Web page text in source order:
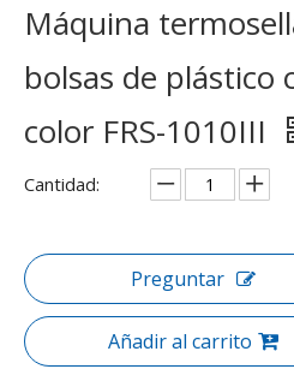
Máquina
bolsas de plástico
color FRS-1010III
Cantidad:
Preguntar
Añadir al carrito